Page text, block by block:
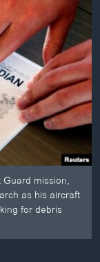
mission,
as his aircraft
for debris